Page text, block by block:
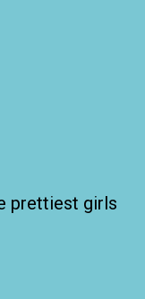
prettiest girls